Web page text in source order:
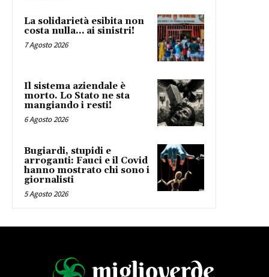
La solidarietà esibita non
costa nulla… ai sinistri!
7 Agosto 2026
Il sistema aziendale è
morto. Lo Stato ne sta
mangiando i resti!
6 Agosto 2026
Bugiardi, stupidi e
arroganti: Fauci e il Covid
hanno mostrato chi sono i
giornalisti
5 Agosto 2026